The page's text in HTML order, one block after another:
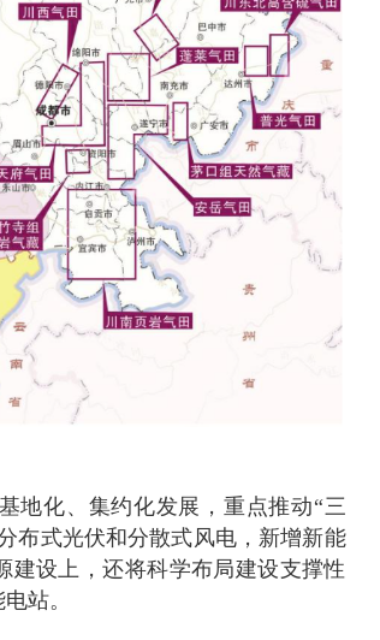
地化、集约化发展，重点推动“三
布式光伏和分散式风电，新增新能
建设上，还将科学布局建设支撑性
站。